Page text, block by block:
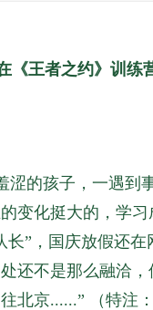
《王者之约》训练
涩的孩子，一遇到
变化挺大的，学
长”，国庆放假还
还不是那么融洽
北京......” （特注